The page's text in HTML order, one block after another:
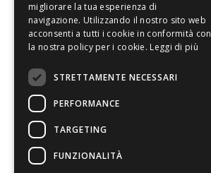
migliorare la tua esperienza di
navigazione. Utilizzando il nostro sito web
acconsenti a tutti i cookie in conformità con
la nostra policy per i cookie. Leggi di più
STRETTAMENTE NECESSARI
PERFORMANCE
TARGETING
FUNZIONALITÀ